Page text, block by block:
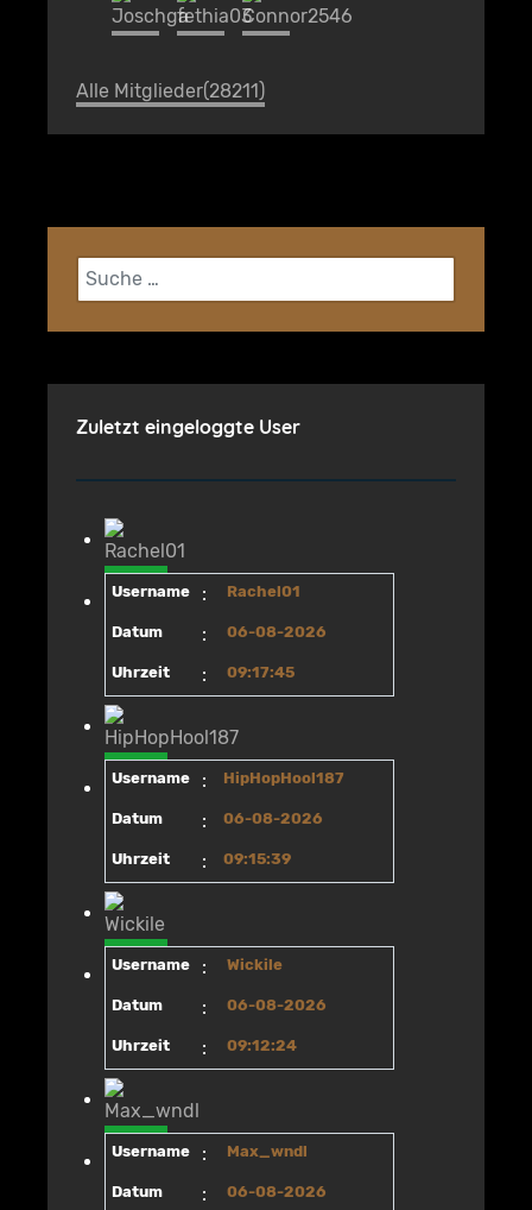
Alle Mitglieder(28211)
Suchen
Zuletzt eingeloggte User
Username : Rachel01
Datum : 06-08-2026
Uhrzeit : 09:17:45
Username : HipHopHool187
Datum : 06-08-2026
Uhrzeit : 09:15:39
Username : Wickile
Datum : 06-08-2026
Uhrzeit : 09:12:24
Username : Max_wndl
Datum : 06-08-2026